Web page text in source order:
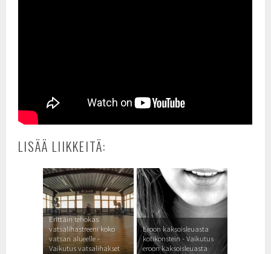
LISÄÄ LIIKKEITÄ:
Erittäin tehokas
vatsalihastreeni koko
vatsan alueelle -
Vaikutus vatsalihakset
Eroon kaksoisleuasta
kotikonstein - Vaikutus
eroon kaksoisleuasta